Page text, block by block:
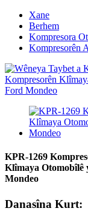
Xane
Berhem
Kompresora
Kompresorên
KPR-1269
Klîmaya Otomobîlê
Mondeo
Danasîna Kurt: